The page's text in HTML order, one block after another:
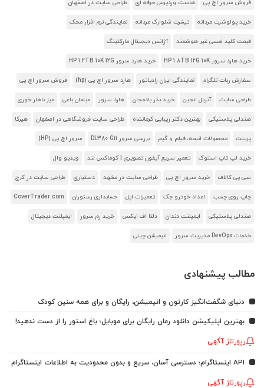
فروش سرور اچ پی هاست وردپرس حرفه ای طراحی سایت در اصفهان
خرید پولوشرت مردانه تیشرت شلوارک مردانه نمایندگی نرم افزار محک
قیمت کلید لمسی غیر هوشمند آژانس دیجیتال مارکتینگ
خرید هارد سرور HP 1.8TB 12G 10K خرید هارد سرور HP 1.2TB 10K 12G
سفارش ربات تلگرام نمایندگی ایران رادیاتور هارد سرور اچ پی (hp) فروش سرور اچ پی
طراحی سایت آنریل انجین خرید بذر بادمجان هارد سرور مبلمان باغی میز ناهار خوری
صندلی پلاستیکی بهترین دکتر زیبایی کرمانشاه طراحی سایت فروشگاهی در اصفهان هیرکا
پرینت محصولات انیمه، فیلم و گیم بررسی سرور DL380 G11 سرور اچ پی (HP)
خرید لپ تاپ استوک تعمیر سریع آیفون تصویری | کوماکس لند ویدیو وال
سی پی کالاف خرید سرور اچ پی طراحی سایت در مشهد دستیاری طراحی سایت در کرج
چاپ روی چسب امداد خودرو جک تعمیرات اپل حسابداری رستوران CoverTrader.com
صندلی پلاستیکی ایمپلنت دندان دلتا اف ایکس خرید رم سرور ایمپلنت دیجیتال
خدمات DevOps مدیریت سرور انیمیشن چینی
مطالب پیشنهادی
دنیای شگفت‌انگیز کارتون و انیمیشن، رایگان و برای همه سنین کودک
بهترین اپلیکیشن دانلود رمان رایگان برای موبایل؛ باغ استور را از دست ندهید!
رپورتاژ آگهی
API اینستاگرام؛ دسترسی آسان، سریع و بدون محدودیت به اطلاعات اینستاگرام
رپورتاژ آگهی